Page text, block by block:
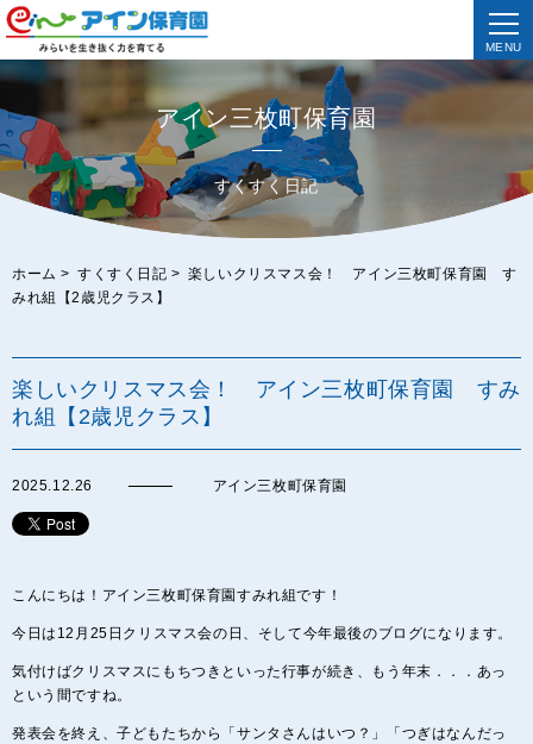
MENU
アイン三枚町保育園
すくすく日記
ホーム > すくすく日記 > 楽しいクリスマス会！ アイン三枚町保育園 す
みれ組【2歳児クラス】
楽しいクリスマス会！ アイン三枚町保育園 すみ
れ組【2歳児クラス】
2025.12.26 アイン三枚町保育園
こんにちは！アイン三枚町保育園すみれ組です！
今日は12月25日クリスマス会の日、そして今年最後のブログになります。
気付けばクリスマスにもちつきといった行事が続き、もう年末．．．あっ
という間ですね。
発表会を終え、子どもたちから「サンタさんはいつ？」「つぎはなんだっ